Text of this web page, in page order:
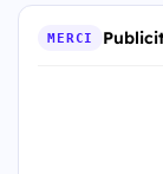
MERCI